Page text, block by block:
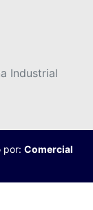
Industrial
por:Comercial